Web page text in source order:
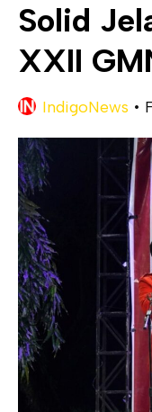
Solid
XXII
IndigoNews •